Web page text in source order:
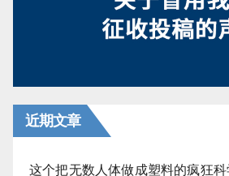
近期文章
这个把无数人体做成塑料的疯狂